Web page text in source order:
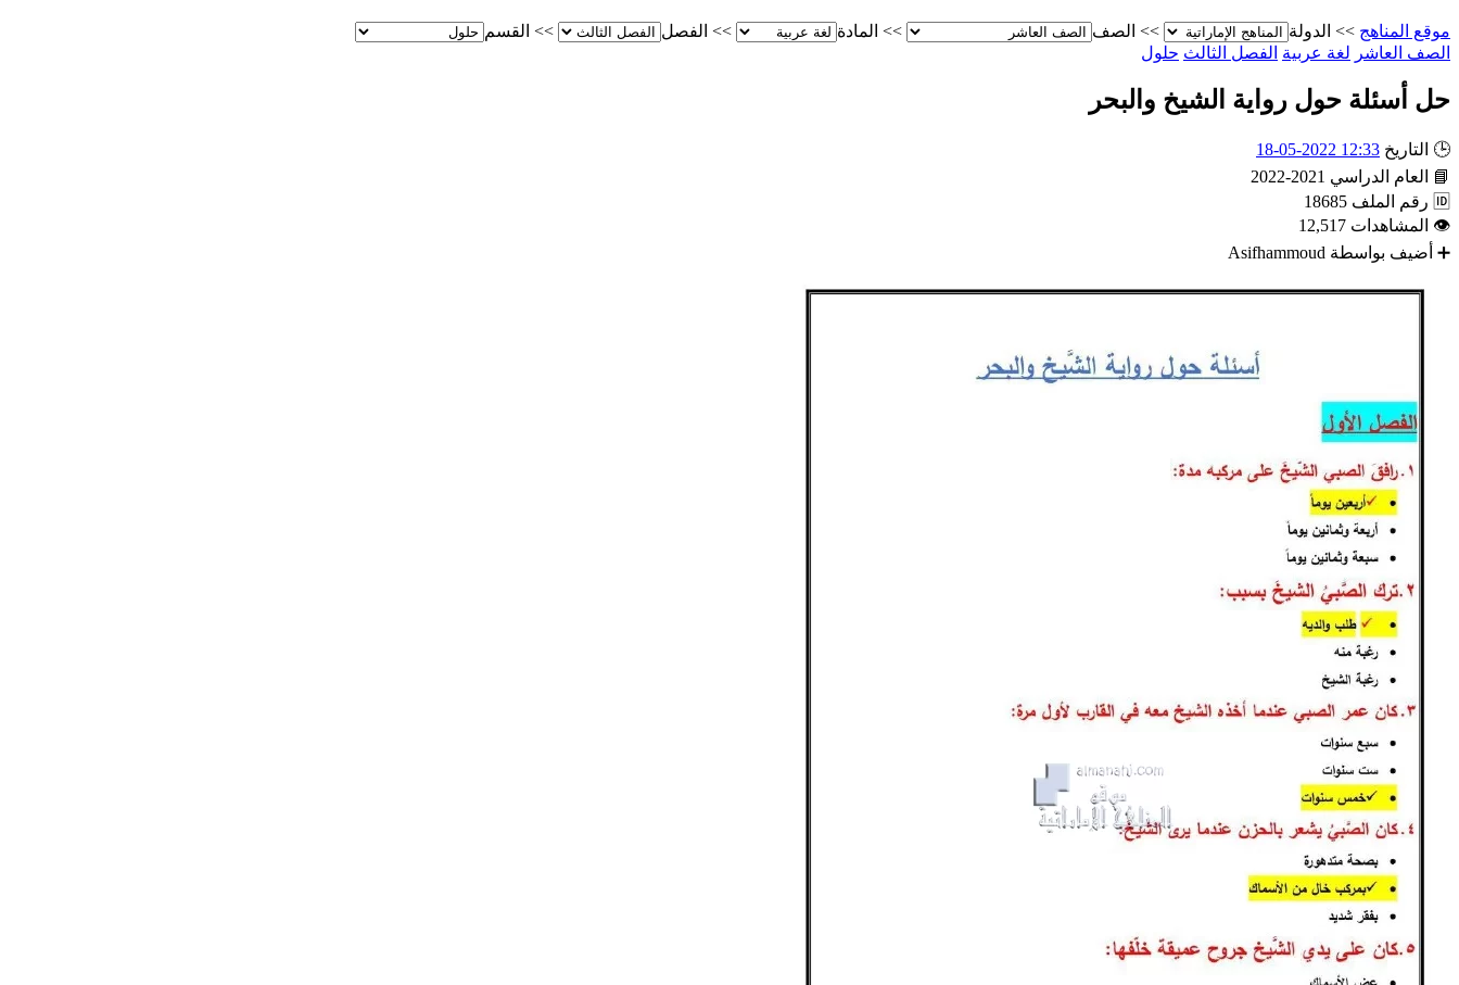
موقع المناهج >> الدولة >> الصف >> المادة >> الفصل >> القسم
الصف العاشر لغة عربية الفصل الثالث حلول
حل أسئلة حول رواية الشيخ والبحر
🕒 التاريخ 12:33 2022-05-18
📘
العام الدراسي 2021-2022
🆔 رقم الملف 18685
👁 المشاهدات 12,517
➕ أضيف بواسطة Asifhammoud